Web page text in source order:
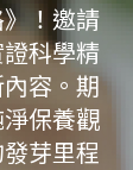
！邀請
科學精
容。期
保養觀
芽里程